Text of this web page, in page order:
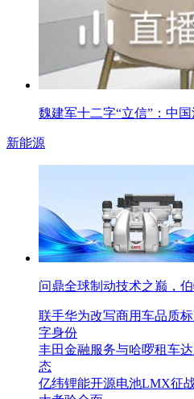
魏建军十二字“立信”：中
新能源
问鼎全球制动技术之巅，
联手华为改写商用车品质
字身份
丰田金融服务与哈啰租车
态
亿纬锂能开源电池LMX征